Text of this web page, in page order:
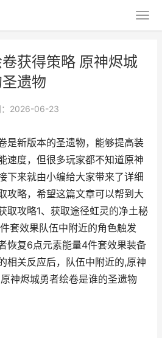
获得策略 原神烬城
遗物
：2026-06-23
是新版本的圣遗物，能够提高装
速度，但很多玩家都不知道原神
下来就由小编给大家带来了详细
攻略，希望这篇文章可以帮到大
取攻略1、获取途径虹灵的净土秘
套效果队伍中附近的角色触发
恢复6点元素能量4件套效果装备
相关反应后，队伍中附近的,原神
神烬城勇者绘卷是谁的圣遗物